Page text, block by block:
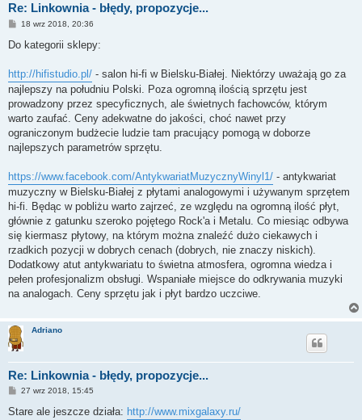
Re: Linkownia - błędy, propozycje...
P
s
18 wrz 2018, 20:36
Do kategorii sklepy:
http://hifistudio.pl/ - salon hi-fi w Bielsku-Białej. Niektórzy uważają go za
najlepszy na południu Polski. Poza ogromną ilością sprzętu jest
prowadzony przez specyficznych, ale świetnych fachowców, którym
warto zaufać. Ceny adekwatne do jakości, choć nawet przy
ograniczonym budżecie ludzie tam pracujący pomogą w doborze
najlepszych parametrów sprzętu.
https://www.facebook.com/AntykwariatMuzycznyWinyl1/ - antykwariat
muzyczny w Bielsku-Białej z płytami analogowymi i używanym sprzętem
hi-fi. Będąc w pobliżu warto zajrzeć, ze względu na ogromną ilość płyt,
głównie z gatunku szeroko pojętego Rock'a i Metalu. Co miesiąc odbywa
się kiermasz płytowy, na którym można znaleźć dużo ciekawych i
rzadkich pozycji w dobrych cenach (dobrych, nie znaczy niskich).
Dodatkowy atut antykwariatu to świetna atmosfera, ogromna wiedza i
pełen profesjonalizm obsługi. Wspaniałe miejsce do odkrywania muzyki
na analogach. Ceny sprzętu jak i płyt bardzo uczciwe.
Adriano
Re: Linkownia - błędy, propozycje...
P
s
27 wrz 2018, 15:45
Stare ale jeszcze działa: http://www.mixgalaxy.ru/